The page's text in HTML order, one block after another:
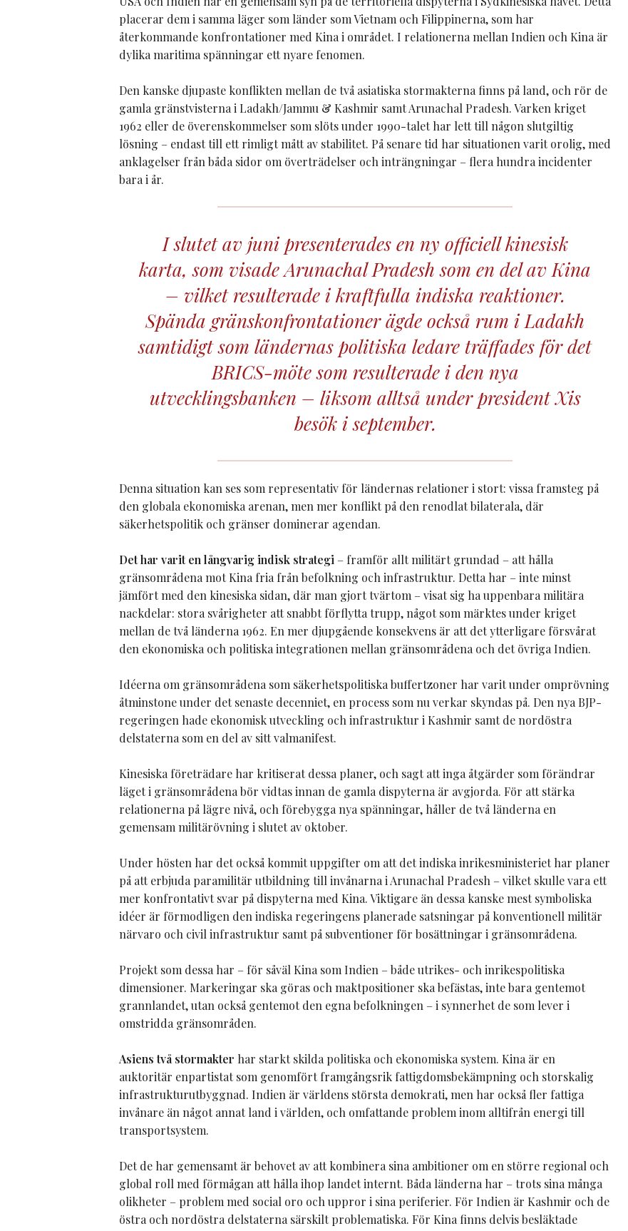
placerar dem i samma läger som länder som Vietnam och Filippinerna, som har
återkommande konfrontationer med Kina i området. I relationerna mellan Indien och Kina är
dylika maritima spänningar ett nyare fenomen.
Den kanske djupaste konflikten mellan de två asiatiska stormakterna finns på land, och rör de
gamla gränstvisterna i Ladakh/Jammu & Kashmir samt Arunachal Pradesh. Varken kriget
1962 eller de överenskommelser som slöts under 1990-talet har lett till någon slutgiltig
lösning – endast till ett rimligt mått av stabilitet. På senare tid har situationen varit orolig, med
anklagelser från båda sidor om överträdelser och inträngningar – flera hundra incidenter
bara i år.
I slutet av juni presenterades en ny officiell kinesisk
karta, som visade Arunachal Pradesh som en del av Kina
– vilket resulterade i kraftfulla indiska reaktioner.
Spända gränskonfrontationer ägde också rum i Ladakh
samtidigt som ländernas politiska ledare träffades för det
BRICS-möte som resulterade i den nya
utvecklingsbanken – liksom alltså under president Xis
besök i september.
Denna situation kan ses som representativ för ländernas relationer i stort: vissa framsteg på
den globala ekonomiska arenan, men mer konflikt på den renodlat bilaterala, där
säkerhetspolitik och gränser dominerar agendan.
Det har varit en långvarig indisk strategi – framför allt militärt grundad – att hålla
gränsområdena mot Kina fria från befolkning och infrastruktur. Detta har – inte minst
jämfört med den kinesiska sidan, där man gjort tvärtom – visat sig ha uppenbara militära
nackdelar: stora svårigheter att snabbt förflytta trupp, något som märktes under kriget
mellan de två länderna 1962. En mer djupgående konsekvens är att det ytterligare försvårat
den ekonomiska och politiska integrationen mellan gränsområdena och det övriga Indien.
Idéerna om gränsområdena som säkerhetspolitiska buffertzoner har varit under omprövning
åtminstone under det senaste decenniet, en process som nu verkar skyndas på. Den nya BJP-
regeringen hade ekonomisk utveckling och infrastruktur i Kashmir samt de nordöstra
delstaterna som en del av sitt valmanifest.
Kinesiska företrädare har kritiserat dessa planer, och sagt att inga åtgärder som förändrar
läget i gränsområdena bör vidtas innan de gamla dispyterna är avgjorda. För att stärka
relationerna på lägre nivå, och förebygga nya spänningar, håller de två länderna en
gemensam militärövning i slutet av oktober.
Under hösten har det också kommit uppgifter om att det indiska inrikesministeriet har planer
på att erbjuda paramilitär utbildning till invånarna i Arunachal Pradesh – vilket skulle vara ett
mer konfrontativt svar på dispyterna med Kina. Viktigare än dessa kanske mest symboliska
idéer är förmodligen den indiska regeringens planerade satsningar på konventionell militär
närvaro och civil infrastruktur samt på subventioner för bosättningar i gränsområdena.
Projekt som dessa har – för såväl Kina som Indien – både utrikes- och inrikespolitiska
dimensioner. Markeringar ska göras och maktpositioner ska befästas, inte bara gentemot
grannlandet, utan också gentemot den egna befolkningen – i synnerhet de som lever i
omstridda gränsområden.
Asiens två stormakter har starkt skilda politiska och ekonomiska system. Kina är en
auktoritär enpartistat som genomfört framgångsrik fattigdomsbekämpning och storskalig
infrastrukturutbyggnad. Indien är världens största demokrati, men har också fler fattiga
invånare än något annat land i världen, och omfattande problem inom alltifrån energi till
transportsystem.
Det de har gemensamt är behovet av att kombinera sina ambitioner om en större regional och
global roll med förmågan att hålla ihop landet internt. Båda länderna har – trots sina många
olikheter – problem med social oro och uppror i sina periferier. För Indien är Kashmir och de
östra och nordöstra delstaterna särskilt problematiska. För Kina finns delvis besläktade